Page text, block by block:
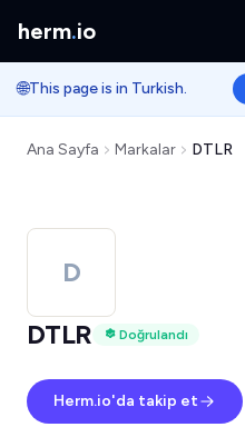
herm.io
🌐This page is in Turkish.
Ana Sayfa Markalar DTLR
D
DTLR
Doğrulandı
Herm.io'da takip et